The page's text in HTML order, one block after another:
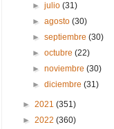
►julio(31)
►agosto(30)
►septiembre(30)
►octubre(22)
►noviembre(30)
►diciembre(31)
► 2021 (351)
► 2022 (360)